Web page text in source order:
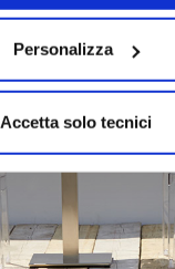
Personalizza
Accetta solo tecnici